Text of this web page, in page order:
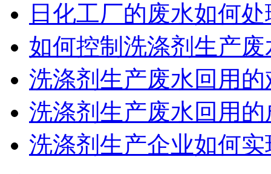
日化工厂的废水如何
如何控制洗涤剂生产
洗涤剂生产废水回用
洗涤剂生产废水回用
洗涤剂生产企业如何